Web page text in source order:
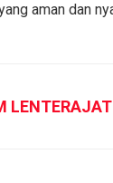
aman dan